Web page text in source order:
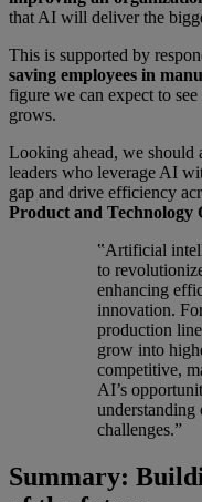
that AI will deliver the
This is supported by
saving employees in
figure we can expect to
grows.
Looking ahead, we should
leaders who leverage AI
gap and drive efficiency
Product and Technology
‟Artificial
to
enhancing
innovation.
production
grow into
competitive,
AI’s
understanding
challenges.”
Summary: